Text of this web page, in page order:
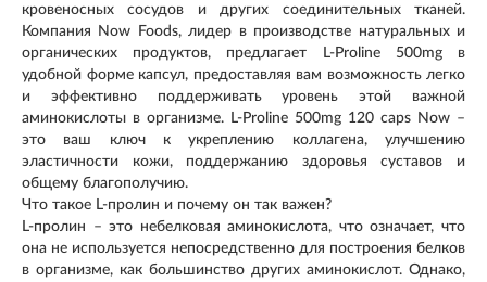
кровеносных сосудов и других соединительных тканей.
Компания Now Foods, лидер в производстве натуральных и
органических продуктов, предлагает L-Proline 500mg в
удобной форме капсул, предоставляя вам возможность легко
и эффективно поддерживать уровень этой важной
аминокислоты в организме. L-Proline 500mg 120 caps Now –
это ваш ключ к укреплению коллагена, улучшению
эластичности кожи, поддержанию здоровья суставов и
общему благополучию.
Что такое L-пролин и почему он так важен?
L-пролин – это небелковая аминокислота, что означает, что
она не используется непосредственно для построения белков
в организме, как большинство других аминокислот. Однако,